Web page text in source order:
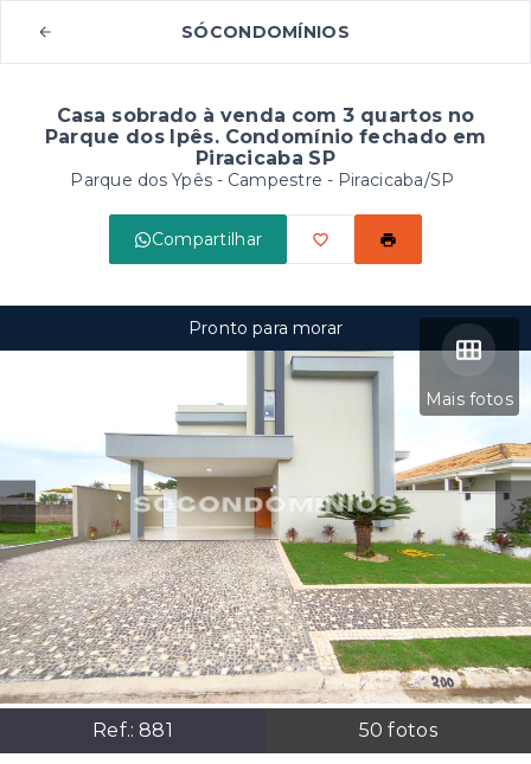
SÓCONDOMÍNIOS
Casa sobrado à venda com 3 quartos no
Parque dos Ipês. Condomínio fechado em
Piracicaba SP
Parque dos Ypês - Campestre - Piracicaba/SP
Compartilhar
Mais fotos
Ref.:881 50 fotos
Pronto para morar